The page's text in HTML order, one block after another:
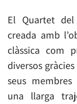
El Quartet
creada amb
clàssica com
diversos
seus
una llarga